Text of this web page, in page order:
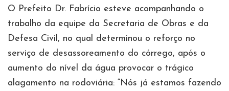
O Prefeito Dr. Fabrício esteve acompanhando o
trabalho da equipe da Secretaria de Obras e da
Defesa Civil, no qual determinou o reforço no
serviço de desassoreamento do córrego, após o
aumento do nível da água provocar o trágico
alagamento na rodoviária: “Nós já estamos fazendo